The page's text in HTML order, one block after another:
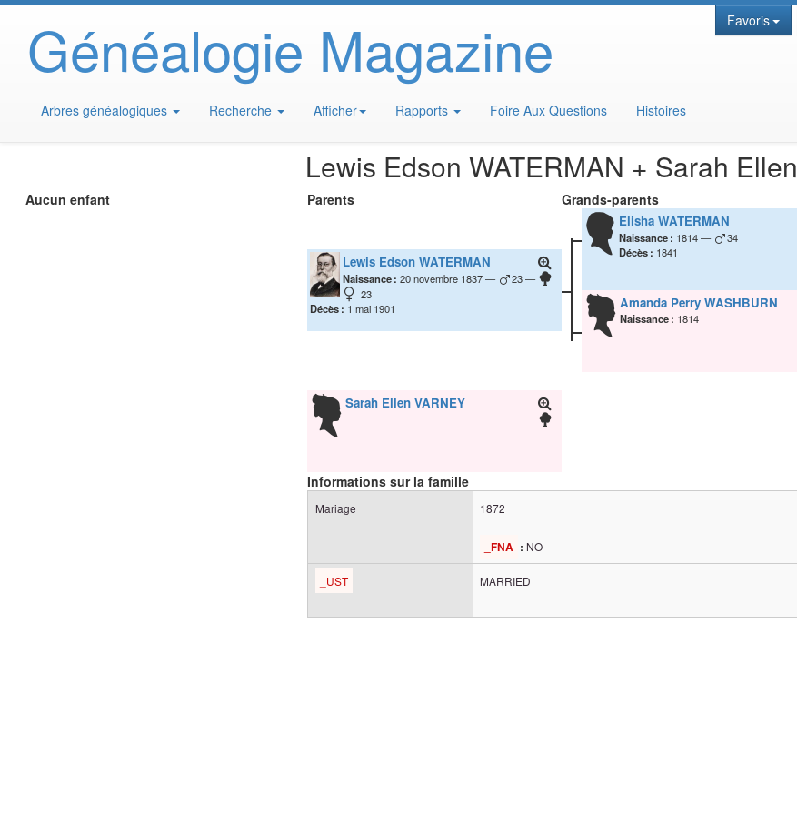
Généalogie Magazine Favoris
Arbres généalogiques Recherche Afficher Rapports Foire Aux Questions Histoires
Lewis Edson WATERMAN + Sarah Ellen
Aucun enfant Parents Grands-parents
Lewis Edson WATERMAN
Naissance : 20 novembre 1837
23
23
Décès : 1 mai 1901
Elisha WATERMAN
Naissance : 1814
34
Décès : 1841
Amanda Perry WASHBURN
Naissance : 1814
Sarah Ellen VARNEY
Informations sur la famille
Mariage 1872
_FNA : NO
_UST MARRIED